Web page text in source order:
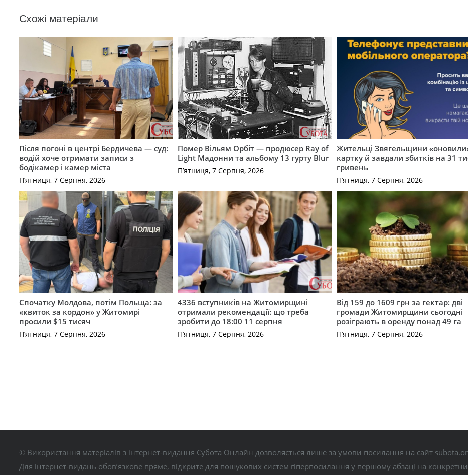
Схожі матеріали
Після погоні в центрі Бердичева — суд:
водій хоче отримати записи з
бодікамер і камер міста
П’ятниця, 7 Серпня, 2026
Помер Вільям Орбіт — продюсер Ray of
Light Мадонни та альбому 13 гурту Blur
П’ятниця, 7 Серпня, 2026
Жительці Звягельщини
картку й завдали збитків на 31
гривень
П’ятниця, 7 Серпня, 2026
Спочатку Молдова, потім Польща: за
«квиток за кордон» у Житомирі
просили $15 тисяч
П’ятниця, 7 Серпня, 2026
4336 вступників на Житомирщині
отримали рекомендації: що треба
зробити до 18:00 11 серпня
П’ятниця, 7 Серпня, 2026
Від 159 до 1609 грн за гектар: дві
громади Житомирщини сьогодні
розіграють в оренду понад 49 га
П’ятниця, 7 Серпня, 2026
© Використання матеріалів з інтернет-видання Субота Онлайн дозволяється лише за умови посилання на сайт
Для інтернет-видань обов’язкове пряме, відкрите для пошукових систем гіперпосилання у першому абзаці на